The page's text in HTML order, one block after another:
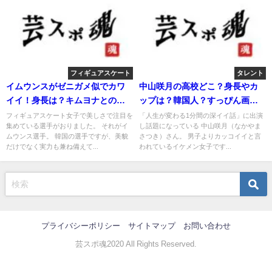
フィギュアスケート
イムウンスがゼニガメ似でカワ
イイ！身長は？キムヨナとの関
係は？
フィギュアスケート女子で美しさで注目を
集めている選手がおりました。 それがイ
ムウンス選手。 韓国の選手ですが、美貌
だけでなく実力も兼ね備えて...
タレント
中山咲月の高校どこ？身長やカ
ップは？韓国人？すっぴん画像
は？
「人生が変わる1分間の深イイ話」に出演
し話題になっている 中山咲月（なかやま
さつき）さん。 男子よりカッコイイと言
われているイケメン女子です...
プライバシーポリシー サイトマップ お問い合わせ
芸スポ魂2020 All Rights Reserved.